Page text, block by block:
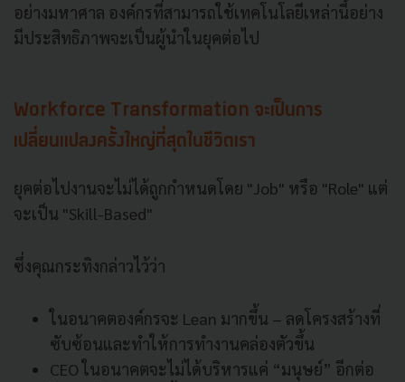
อย่างมหาศาล องค์กรที่สามารถใช้เทคโนโลยีเหล่านี้อย่าง
มีประสิทธิภาพจะเป็นผู้นำในยุคต่อไป
Workforce Transformation จะเป็นการ
เปลี่ยนแปลงครั้งใหญ่ที่สุดในชีวิตเรา
ยุคต่อไปงานจะไม่ได้ถูกกำหนดโดย "Job" หรือ "Role" แต่
จะเป็น "Skill-Based"
ซึ่งคุณกระทิงกล่าวไว้ว่า
ในอนาคตองค์กรจะ Lean มากขึ้น – ลดโครงสร้างที่
ซับซ้อนและทำให้การทำงานคล่องตัวขึ้น
CEO ในอนาคตจะไม่ได้บริหารแค่ “มนุษย์” อีกต่อ